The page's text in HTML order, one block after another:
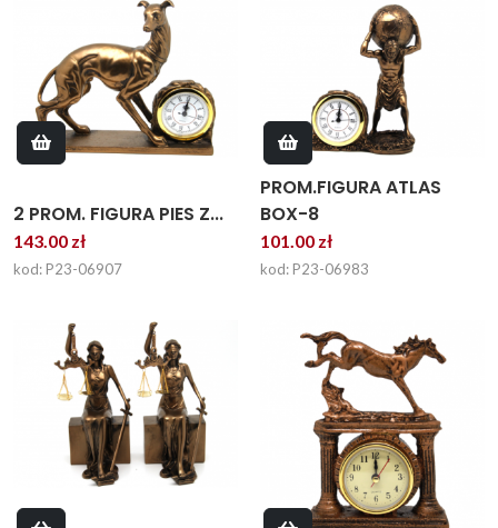
2 PROM. FIGURA PIES Z...
143.00 zł
kod: P23-06907
PROM.FIGURA ATLAS
BOX-8
101.00 zł
kod: P23-06983